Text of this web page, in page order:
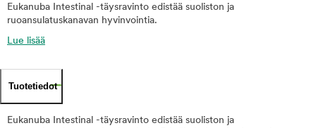
Eukanuba Intestinal -täysravinto edistää suoliston ja
ruoansulatuskanavan hyvinvointia.
Lue lisää
Tuotetiedot
Eukanuba Intestinal -täysravinto edistää suoliston ja